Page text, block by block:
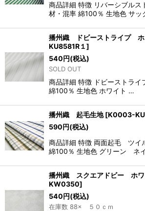
商品詳細 特徴 リバーシブルス
材・混率 綿100％ 生地色 サ
播州織 ドビーストライプ ホ
KU8581R１]
540円(税込)
SOLD OUT
商品詳細 特徴 ドビーストライ
綿100％ 生地色 ホワイト …
播州織 起毛生地 [K0003-
590円(税込)
商品詳細 特徴 両面起毛 ツイ
綿100％ 生地色 グリーン ネ
播州織 スクエアドビー ホワ
KW0350]
540円(税込)
在庫数 88× ５０ｃｍ